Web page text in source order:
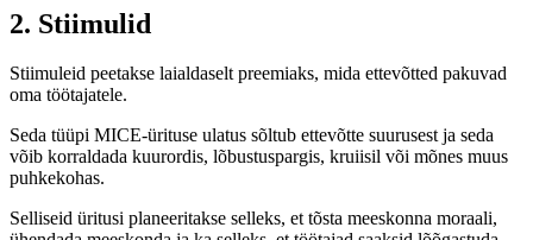
2. Stiimulid
Stiimuleid peetakse laialdaselt preemiaks, mida ettevõtted pakuvad
oma töötajatele.
Seda tüüpi MICE-ürituse ulatus sõltub ettevõtte suurusest ja seda
võib korraldada kuurordis, lõbustuspargis, kruiisil või mõnes muus
puhkekohas.
Selliseid üritusi planeeritakse selleks, et tõsta meeskonna moraali,